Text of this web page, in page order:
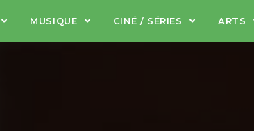
MUSIQUE CINÉ / SÉRIES ARTS